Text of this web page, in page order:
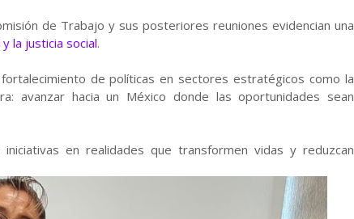
de Trabajo y sus posteriores reuniones evidencian una
la justicia social.
de políticas en sectores estratégicos como la
avanzar hacia un México donde las oportunidades sean
en realidades que transformen vidas y reduzcan